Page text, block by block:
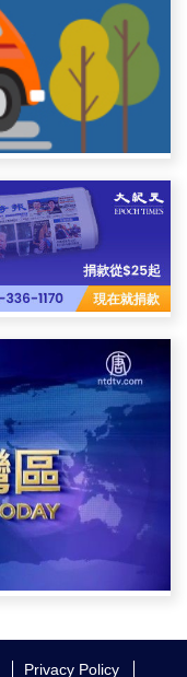
Privacy Policy